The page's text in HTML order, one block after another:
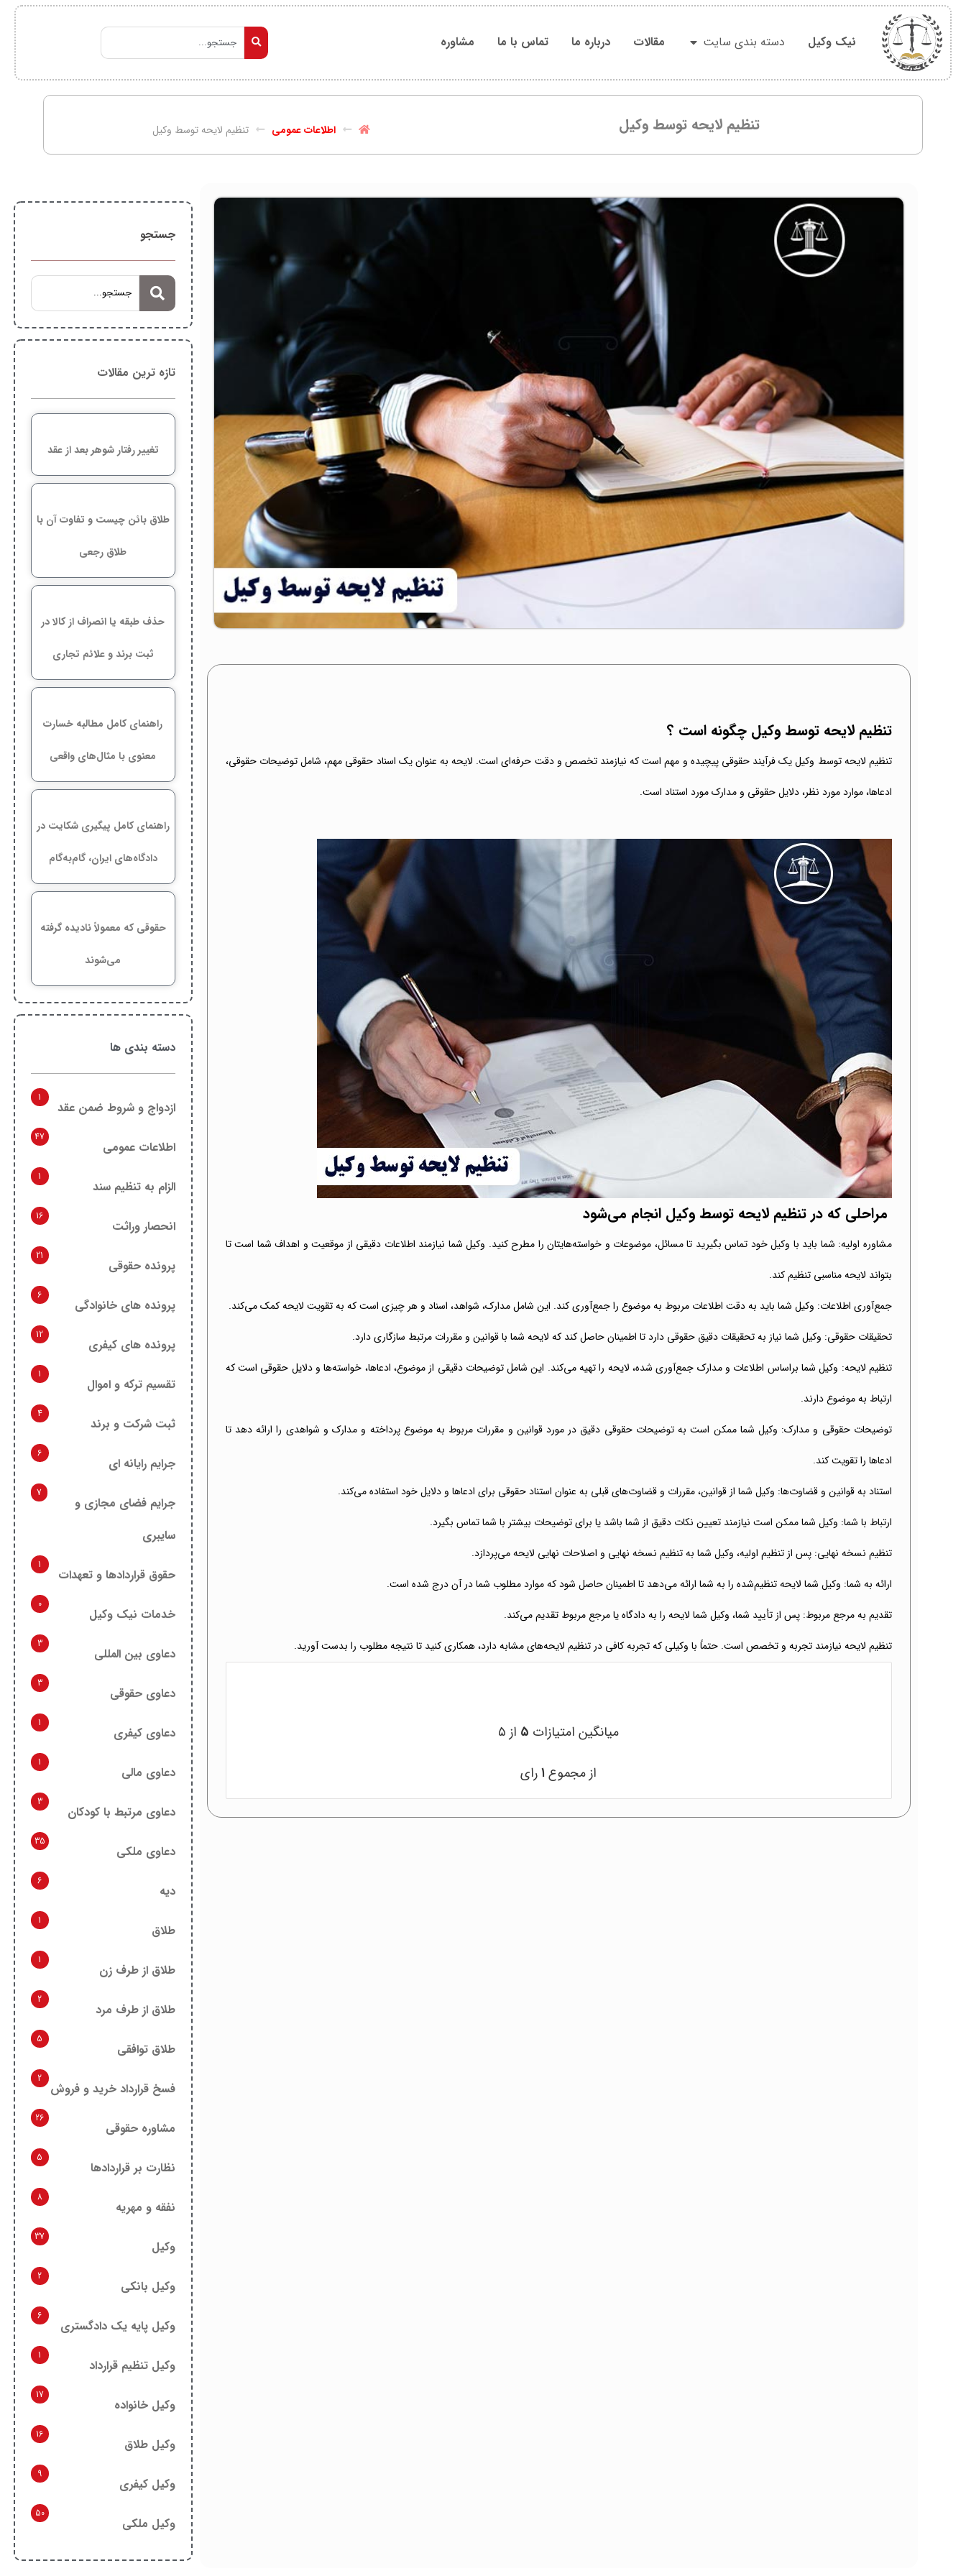
نیک وکیل دسته بندی سایت مقالات درباره ما تماس با ما مشاوره
تنظیم لایحه توسط وکیل اطلاعات عمومی تنظیم لایحه توسط وکیل
تنظیم لایحه توسط وکیل چگونه است ؟
تنظیم لایحه توسط وکیل یک فرآیند حقوقی پیچیده و مهم است که نیازمند تخصص و دقت حرفه‌ای است. لایحه به عنوان یک اسناد حقوقی مهم، شامل توضیحات حقوقی،
ادعاها، موارد مورد نظر، دلایل حقوقی و مدارک مورد استناد است.
مراحلی که در تنظیم لایحه توسط وکیل انجام می‌شود
مشاوره اولیه: شما باید با وکیل خود تماس بگیرید تا مسائل، موضوعات و خواسته‌هایتان را مطرح کنید. وکیل شما نیازمند اطلاعات دقیقی از موقعیت و اهداف شما است تا
بتواند لایحه مناسبی تنظیم کند.
جمع‌آوری اطلاعات: وکیل شما باید به دقت اطلاعات مربوط به موضوع را جمع‌آوری کند. این شامل مدارک، شواهد، اسناد و هر چیزی است که به تقویت لایحه کمک می‌کند.
تحقیقات حقوقی: وکیل شما نیاز به تحقیقات دقیق حقوقی دارد تا اطمینان حاصل کند که لایحه شما با قوانین و مقررات مرتبط سازگاری دارد.
تنظیم لایحه: وکیل شما براساس اطلاعات و مدارک جمع‌آوری شده، لایحه را تهیه می‌کند. این شامل توضیحات دقیقی از موضوع، ادعاها، خواسته‌ها و دلایل حقوقی است که
ارتباط به موضوع دارند.
توضیحات حقوقی و مدارک: وکیل شما ممکن است به توضیحات حقوقی دقیق در مورد قوانین و مقررات مربوط به موضوع پرداخته و مدارک و شواهدی را ارائه دهد تا
ادعاها را تقویت کند.
استناد به قوانین و قضاوت‌ها: وکیل شما از قوانین، مقررات و قضاوت‌های قبلی به عنوان استناد حقوقی برای ادعاها و دلایل خود استفاده می‌کند.
ارتباط با شما: وکیل شما ممکن است نیازمند تعیین نکات دقیق از شما باشد یا برای توضیحات بیشتر با شما تماس بگیرد.
تنظیم نسخه نهایی: پس از تنظیم اولیه، وکیل شما به تنظیم نسخه نهایی و اصلاحات نهایی لایحه می‌پردازد.
ارائه به شما: وکیل شما لایحه تنظیم‌شده را به شما ارائه می‌دهد تا اطمینان حاصل شود که موارد مطلوب شما در آن درج شده است.
تقدیم به مرجع مربوط: پس از تأیید شما، وکیل شما لایحه را به دادگاه یا مرجع مربوط تقدیم می‌کند.
تنظیم لایحه نیازمند تجربه و تخصص است. حتماً با وکیلی که تجربه کافی در تنظیم لایحه‌های مشابه دارد، همکاری کنید تا نتیجه مطلوب را بدست آورید.
میانگین امتیازات ۵ از ۵
از مجموع ۱رای
جستجو
تازه ترین مقالات
تغییر رفتار شوهر بعد از عقد
طلاق بائن چیست و تفاوت آن با
طلاق رجعی
حذف طبقه یا انصراف از کالا در
ثبت برند و علائم تجاری
راهنمای کامل مطالبه خسارت
معنوی با مثال‌های واقعی
راهنمای کامل پیگیری شکایت در
دادگاه‌های ایران، گام‌به‌گام
حقوقی که معمولاً نادیده گرفته
می‌شوند
دسته بندی ها
ازدواج و شروط ضمن عقد
1
اطلاعات عمومی
47
الزام به تنظیم سند
1
انحصار وراثت
16
پرونده حقوقی
21
پرونده های خانوادگی
6
پرونده های کیفری
12
تقسیم ترکه و اموال
1
ثبت شرکت و برند
4
جرایم رایانه ای
6
جرایم فضای مجازی و
سایبری
7
حقوق قراردادها و تعهدات
1
خدمات نیک وکیل
0
دعاوی بین المللی
3
دعاوی حقوقی
3
دعاوی کیفری
1
دعاوی مالی
1
دعاوی مرتبط با کودکان
3
دعاوی ملکی
35
دیه
6
طلاق
1
طلاق از طرف زن
1
طلاق از طرف مرد
2
طلاق توافقی
5
فسخ قرارداد خرید و فروش
2
مشاوره حقوقی
26
نظارت بر قراردادها
5
نفقه و مهریه
8
وکیل
37
وکیل بانکی
2
وکیل پایه یک دادگستری
6
وکیل تنظیم قرارداد
1
وکیل خانواده
17
وکیل طلاق
16
وکیل کیفری
9
وکیل ملکی
50